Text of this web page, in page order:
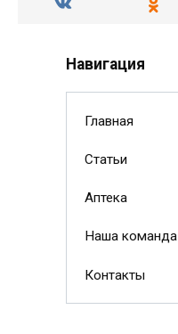
Навигация
Главная
Статьи
Аптека
Наша команда
Контакты